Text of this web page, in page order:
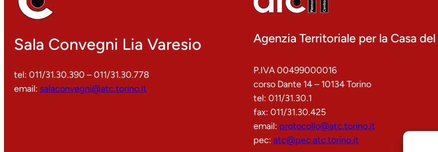
Sala Convegni Lia Varesio
tel: 011/31.30.390 – 011/31.30.778
email: salaconvegni@atc.torino.it
Agenzia Territoriale per la Casa
P.IVA 00499000016
corso Dante 14 – 10134 Torino
tel: 011/31.30.1
fax: 011/31.30.425
email: protocollo@atc.torino.it
pec: atc@pec.atc.torino.it